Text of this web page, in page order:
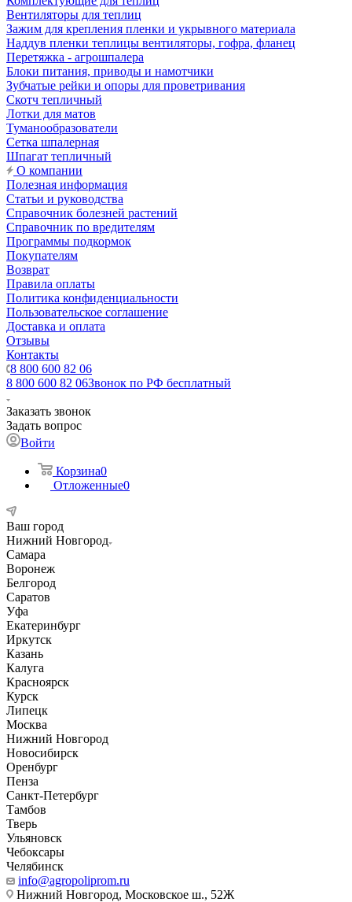
Вентиляторы для теплиц
Зажим для крепления пленки и укрывного материала
Наддув пленки теплицы вентиляторы, гофра, фланец
Перетяжка - агрошпалера
Блоки питания, приводы и намотчики
Зубчатые рейки и опоры для проветривания
Скотч тепличный
Лотки для матов
Туманообразователи
Сетка шпалерная
Шпагат тепличный
О компании
Полезная информация
Статьи и руководства
Справочник болезней растений
Справочник по вредителям
Программы подкормок
Покупателям
Возврат
Правила оплаты
Политика конфиденциальности
Пользовательское соглашение
Доставка и оплата
Отзывы
Контакты
8 800 600 82 06
8 800 600 82 06Звонок по РФ бесплатный
Заказать звонок
Задать вопрос
Войти
Корзина0
Отложенные0
Ваш город
Нижний Новгород
Самара
Воронеж
Белгород
Саратов
Уфа
Екатеринбург
Иркутск
Казань
Калуга
Красноярск
Курск
Липецк
Москва
Нижний Новгород
Новосибирск
Оренбург
Пенза
Санкт-Петербург
Тамбов
Тверь
Ульяновск
Чебоксары
Челябинск
info@agropoliprom.ru
Нижний Новгород, Московское ш., 52Ж